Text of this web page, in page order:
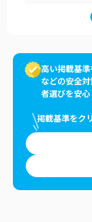
高い掲載基
などの安全
者選びを安心
掲載基準をク